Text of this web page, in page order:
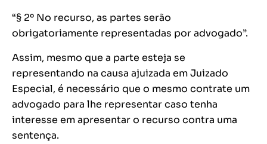
“§ 2º No recurso, as partes serão
obrigatoriamente representadas por advogado”.
Assim, mesmo que a parte esteja se
representando na causa ajuizada em Juizado
Especial, é necessário que o mesmo contrate um
advogado para lhe representar caso tenha
interesse em apresentar o recurso contra uma
sentença.